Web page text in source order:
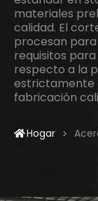
materiales
calidad. El
procesan
requisitos
respecto a la
estrictamente
fabricación
Hogar >